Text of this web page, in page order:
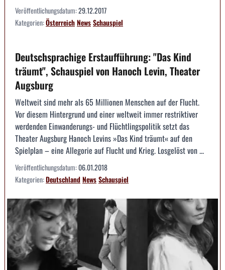
Veröffentlichungsdatum:29.12.2017
Kategorien:ÖsterreichNewsSchauspiel
Deutschsprachige Erstaufführung: "Das Kind
träumt", Schauspiel von Hanoch Levin, Theater
Augsburg
Weltweit sind mehr als 65 Millionen Menschen auf der Flucht.
Vor diesem Hintergrund und einer weltweit immer restriktiver
werdenden Einwanderungs- und Flüchtlingspolitik setzt das
Theater Augsburg Hanoch Levins »Das Kind träumt« auf den
Spielplan – eine Allegorie auf Flucht und Krieg. Losgelöst von ...
Veröffentlichungsdatum:06.01.2018
Kategorien:DeutschlandNewsSchauspiel